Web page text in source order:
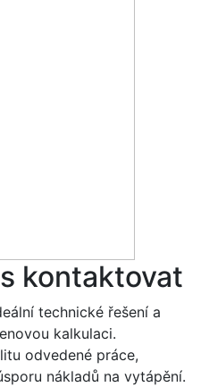
kontaktovat
technické řešení a
kalkulaci.
odvedené práce,
nákladů na vytápění.